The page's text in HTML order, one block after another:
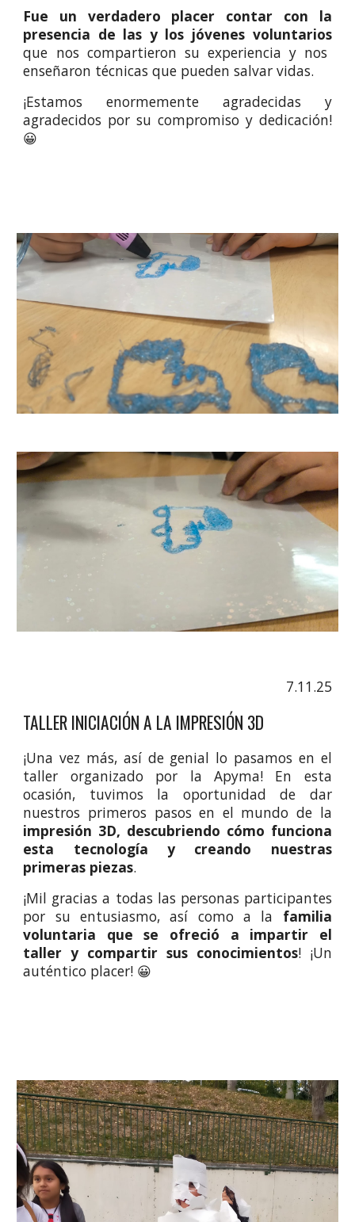
Fue un verdadero placer contar con la
presencia de las y los jóvenes voluntarios
que nos compartieron su experiencia y nos
enseñaron técnicas que pueden salvar vidas.
¡Estamos enormemente agradecidas y
agradecidos por su compromiso y dedicación!
😀
7.11.25
TALLER INICIACIÓN A LA IMPRESIÓN 3D
¡Una vez más, así de genial lo pasamos en el
taller organizado por la Apyma! En esta
ocasión, tuvimos la oportunidad de dar
nuestros primeros pasos en el mundo de la
impresión 3D, descubriendo cómo funciona
esta tecnología y creando nuestras
primeras piezas.
¡Mil gracias a todas las personas participantes
por su entusiasmo, así como a la familia
voluntaria que se ofreció a impartir el
taller y compartir sus conocimientos! ¡Un
auténtico placer! 😀